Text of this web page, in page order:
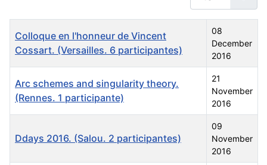
Title Created Date
Colloque en l'honneur de Vincent
Cossart. (Versailles. 6 participantes)
08
December
2016
Arc schemes and singularity theory.
(Rennes. 1 participante)
21
November
2016
Ddays 2016. (Salou. 2 participantes)
09
November
2016